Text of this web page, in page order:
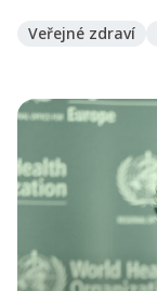
Veřejné zdraví